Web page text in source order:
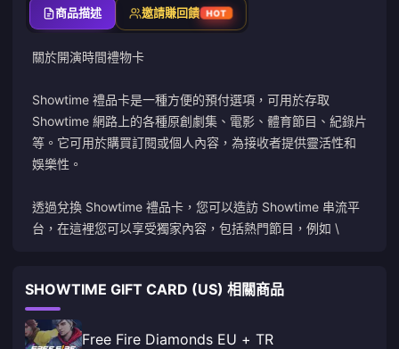
商品描述 邀請賺回饋 HOT
關於開演時間禮物卡
Showtime 禮品卡是一種方便的預付選項，可用於存取
Showtime 網路上的各種原創劇集、電影、體育節目、紀錄片
等。它可用於購買訂閱或個人內容，為接收者提供靈活性和
娛樂性。
透過兌換 Showtime 禮品卡，您可以造訪 Showtime 串流平
台，在這裡您可以享受獨家內容，包括熱門節目，例如 \
SHOWTIME GIFT CARD (US) 相關商品
Free Fire Diamonds EU + TR